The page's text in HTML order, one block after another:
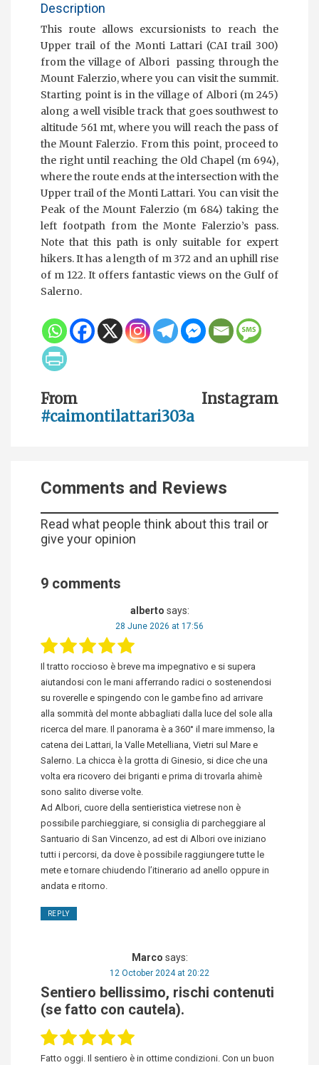
Description
This route allows excursionists to reach the
Upper trail of the Monti Lattari (CAI trail 300)
from the village of Albori passing through the
Mount Falerzio, where you can visit the summit.
Starting point is in the village of Albori (m 245)
along a well visible track that goes southwest to
altitude 561 mt, where you will reach the pass of
the Mount Falerzio. From this point, proceed to
the right until reaching the Old Chapel (m 694),
where the route ends at the intersection with the
Upper trail of the Monti Lattari. You can visit the
Peak of the Mount Falerzio (m 684) taking the
left footpath from the Monte Falerzio’s pass.
Note that this path is only suitable for expert
hikers. It has a length of m 372 and an uphill rise
of m 122. It offers fantastic views on the Gulf of
Salerno.
From Instagram
#caimontilattari303a
Comments and Reviews
Read what people think about this trail or
give your opinion
9 comments
alberto says:
28 June 2026 at 17:56
Il tratto roccioso è breve ma impegnativo e si supera
aiutandosi con le mani afferrando radici o sostenendosi
su roverelle e spingendo con le gambe fino ad arrivare
alla sommità del monte abbagliati dalla luce del sole alla
ricerca del mare. Il panorama è a 360° il mare immenso, la
catena dei Lattari, la Valle Metelliana, Vietri sul Mare e
Salerno. La chicca è la grotta di Ginesio, si dice che una
volta era ricovero dei briganti e prima di trovarla ahimè
sono salito diverse volte.
Ad Albori, cuore della sentieristica vietrese non è
possibile parchieggiare, si consiglia di parcheggiare al
Santuario di San Vincenzo, ad est di Albori ove iniziano
tutti i percorsi, da dove è possibile raggiungere tutte le
mete e tornare chiudendo l’itinerario ad anello oppure in
andata e ritorno.
REPLY
Marco says:
12 October 2024 at 20:22
Sentiero bellissimo, rischi contenuti
(se fatto con cautela).
Fatto oggi. Il sentiero è in ottime condizioni. Con un buon